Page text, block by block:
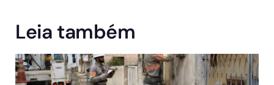
Leia também